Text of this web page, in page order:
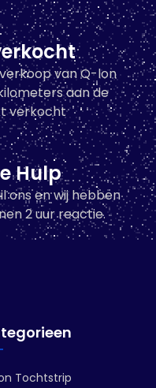
van Q-lon
aan de
verkocht
Hulp
ons en wij hebben
2 uur reactie.
Tochtstrip